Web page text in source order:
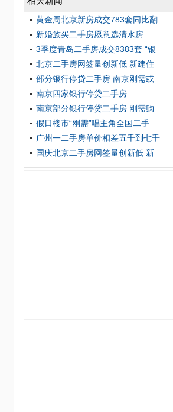
黄金周北京新房成交783套同比翻
新婚族买二手房愿意选清水房
3季度青岛二手房成交8383套 “银
北京二手房网签量创新低 新建住
部分银行停贷二手房 南京刚需或
南京四家银行停贷二手房
南京部分银行停贷二手房 刚需购
假日楼市“刚需”唱主角全国二手
广州一二手房单价相差五千到七千
国庆北京二手房网签量创新低 新